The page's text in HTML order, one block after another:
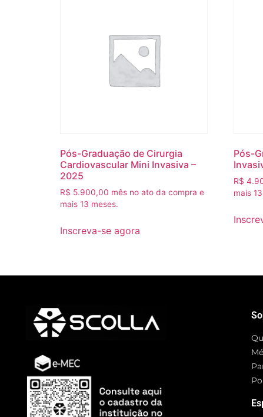
Pós-Graduação de Cirurgia
Cardiovascular Mini Invasiva –
2025
R$ 5.900,00 mês no ato da compra e
mais 13 meses.
Inscreva-se agora
Pós-
R$
mais